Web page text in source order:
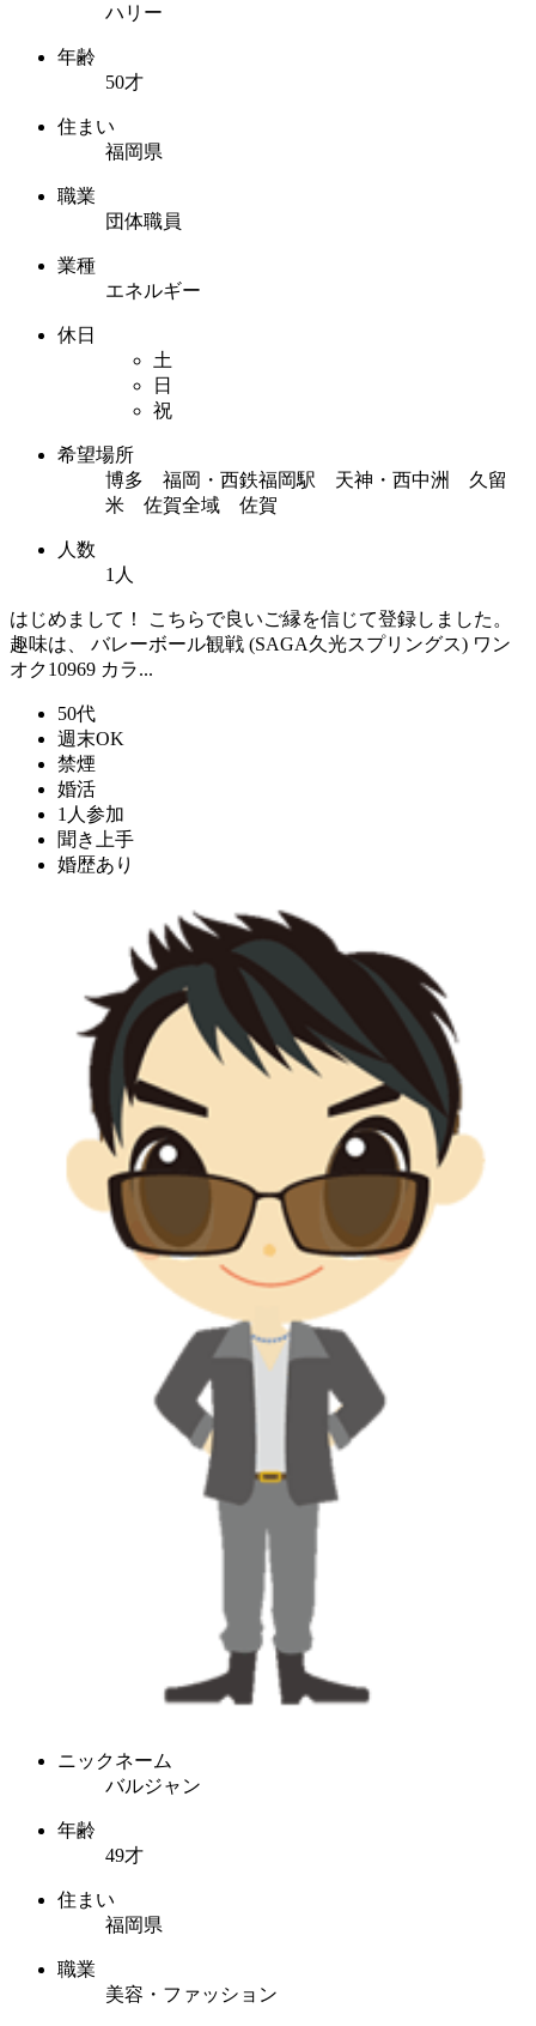
ハリー
年齢
50才
住まい
福岡県
職業
団体職員
業種
エネルギー
休日
土
日
祝
希望場所
博多 福岡・西鉄福岡駅 天神・西中洲 久留
米 佐賀全域 佐賀
人数
1人
はじめまして！ こちらで良いご縁を信じて登録しました。
趣味は、 バレーボール観戦 (SAGA久光スプリングス) ワン
オク10969 カラ...
50代
週末OK
禁煙
婚活
1人参加
聞き上手
婚歴あり
ニックネーム
バルジャン
年齢
49才
住まい
福岡県
職業
美容・ファッション